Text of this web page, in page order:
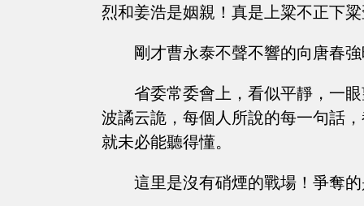
烈和姜浩是姻親！真是上粱不正下
剛才曹永泰不聲不響的向唐春
省委常委會上，看似平靜，一
波譎云詭，每個人所說的每一句話
就未必能聽得懂。
這里是沒有硝煙的戰場！爭奪